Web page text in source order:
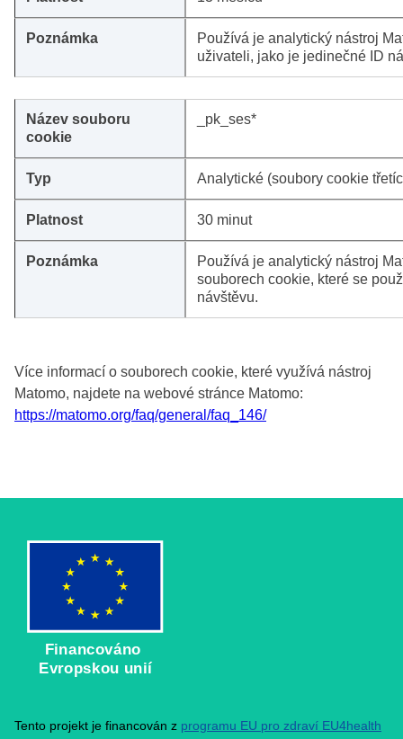
Používá je analytický nástroj
uživateli, jako je jedinečné ID
_pk_ses*
Analytické (soubory cookie
30 minut
Používá je analytický nástroj
souborech cookie, které se
návštěvu.
Více informací o souborech cookie, které využívá nástroj
Matomo, najdete na webové stránce Matomo:
https://matomo.org/faq/general/faq_146/
Evropskou unií
Tento projekt je financován z programu EU pro zdraví EU4health